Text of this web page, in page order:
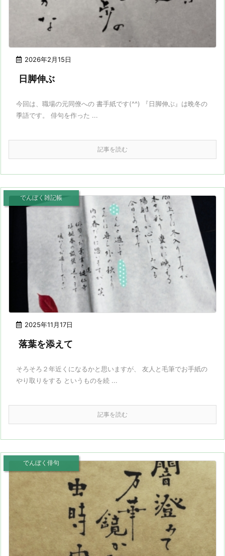
2026年2月15日
日脚伸ぶ
今回は、職場の元同僚への 書手紙です(^^) 『日脚伸ぶ』は晩冬の
季語です。 俳句を作った ...
記事を読む
2025年11月17日
でんぼく雑記帳
落葉を添えて
そろそろ２年近くになるかと思いますが、 友人と毛筆でお手紙の
やり取りをする というものを続 ...
記事を読む
でんぼく俳句